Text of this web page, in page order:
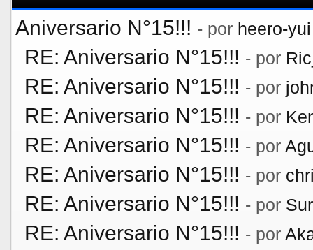
Aniversario N°15!!! - por heero-yui
RE: Aniversario N°15!!! - por
RE: Aniversario N°15!!! - por
RE: Aniversario N°15!!! - por
RE: Aniversario N°15!!! - por
RE: Aniversario N°15!!! - por
RE: Aniversario N°15!!! - por
RE: Aniversario N°15!!! - por